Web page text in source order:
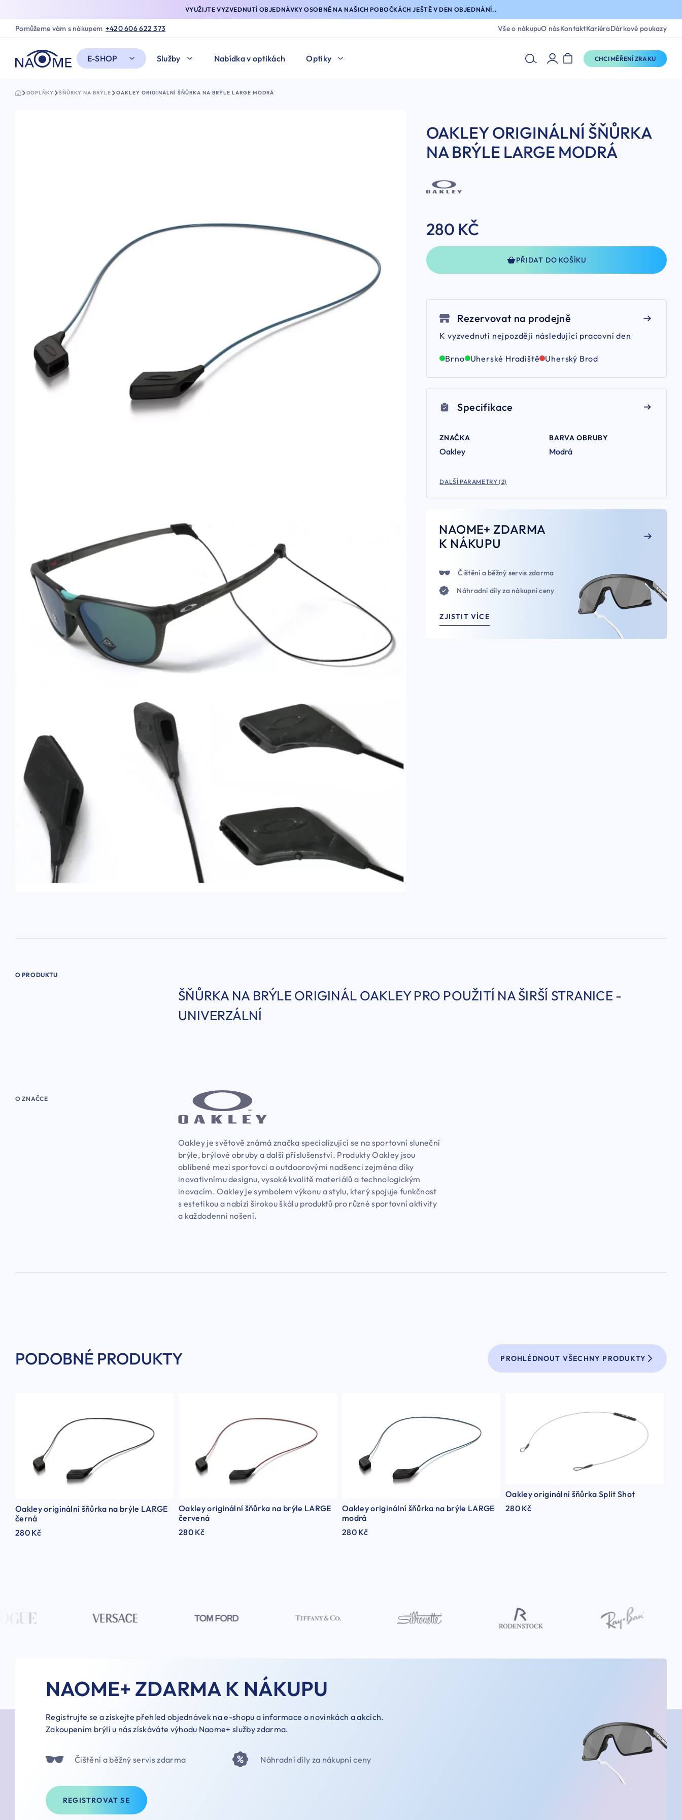
VYUŽIJTE VYZVEDNUTÍ OBJEDNÁVKY OSOBNĚ NA NAŠICH POBOČKÁCH JEŠTĚ V DEN OBJEDNÁNÍ..
Pomůžeme vám s nákupem +420 606 622 373 Vše o nákupuO násKontaktKariéraDárkové poukazy
E-SHOP Služby Nabídka v optikách Optiky CHCI MĚŘENÍ ZRAKU
DOPLŇKY ŠŇŮRKY NA BRÝLE OAKLEY ORIGINÁLNÍ ŠŇŮRKA NA BRÝLE LARGE MODRÁ
OAKLEY ORIGINÁLNÍ ŠŇŮRKA
NA BRÝLE LARGE MODRÁ
280 KČ
PŘIDAT DO KOŠÍKU
Rezervovat na prodejně
K vyzvednutí nejpozději následující pracovní den
Brno Uherské Hradiště Uherský Brod
Specifikace
ZNAČKA
Oakley
BARVA OBRUBY
Modrá
DALŠÍ PARAMETRY (2)
NAOME+ ZDARMA
K NÁKUPU
Čištění a běžný servis zdarma
Náhradní díly za nákupní ceny
ZJISTIT VÍCE
O PRODUKTU
ŠŇŮRKA NA BRÝLE ORIGINÁL OAKLEY PRO POUŽITÍ NA ŠIRŠÍ STRANICE -
UNIVERZÁLNÍ
O ZNAČCE
Oakley je světově známá značka specializující se na sportovní sluneční
brýle, brýlové obruby a další příslušenství. Produkty Oakley jsou
oblíbené mezi sportovci a outdoorovými nadšenci zejména díky
inovativnímu designu, vysoké kvalitě materiálů a technologickým
inovacím. Oakley je symbolem výkonu a stylu, který spojuje funkčnost
s estetikou a nabízí širokou škálu produktů pro různé sportovní aktivity
a každodenní nošení.
PODOBNÉ PRODUKTY PROHLÉDNOUT VŠECHNY PRODUKTY
Oakley originální šňůrka na brýle LARGE
černá
280 Kč
Oakley originální šňůrka na brýle LARGE
červená
280 Kč
Oakley originální šňůrka na brýle LARGE
modrá
280 Kč
Oakley originální šňůrka Split Shot
280 Kč
NAOME+ ZDARMA K NÁKUPU
Registrujte se a získejte přehled objednávek na e-shopu a informace o novinkách a akcích.
Zakoupením brýlí u nás získáváte výhodu Naome+ služby zdarma.
Čištění a běžný servis zdarma Náhradní díly za nákupní ceny
REGISTROVAT SE